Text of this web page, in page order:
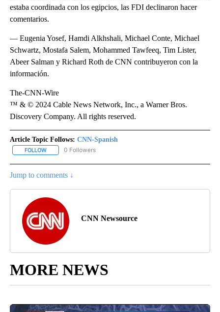
estaba coordinada con los egipcios, las FDI declinaron hacer
comentarios.
— Eugenia Yosef, Hamdi Alkhshali, Michael Conte, Michael
Schwartz, Mostafa Salem, Mohammed Tawfeeq, Tim Lister,
Abeer Salman y Richard Roth de CNN contribuyeron con la
información.
The-CNN-Wire
™ & © 2024 Cable News Network, Inc., a Warner Bros.
Discovery Company. All rights reserved.
Article Topic Follows: CNN-Spanish
FOLLOW FOLLOW "CNN-SPANISH" TO RECEIVE NOTIFICATIONS ABOUT
0 Followers
Jump to comments ↓
CNN Newsource
MORE NEWS